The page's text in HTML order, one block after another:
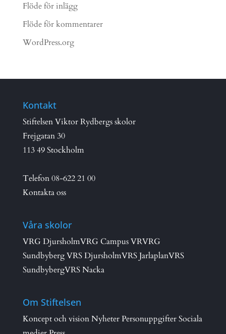
Flöde för inlägg
Flöde för kommentarer
WordPress.org
Kontakt
Stiftelsen Viktor Rydbergs skolor
Frejgatan 30
113 49 Stockholm
Telefon08-622 21 00
Kontakta oss
Våra skolor
VRG DjursholmVRG Campus VRVRG
SundbybergVRS DjursholmVRS JarlaplanVRS
SundbybergVRS Nacka
Om Stiftelsen
Koncept och visionNyheterPersonuppgifterSociala